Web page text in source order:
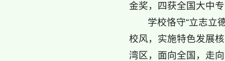
金奖，四获全国大中
学校恪守“立志立
校风，实施特色发展
湾区，面向全国，走